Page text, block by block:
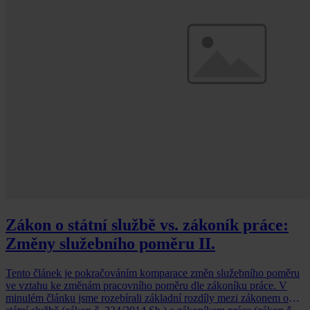
Zákon o státní službě vs. zákoník práce:
Změny služebního poměru II.
Tento článek je pokračováním komparace změn služebního poměru
ve vztahu ke změnám pracovního poměru dle zákoníku práce. V
minulém článku jsme rozebírali základní rozdíly mezi zákonem o